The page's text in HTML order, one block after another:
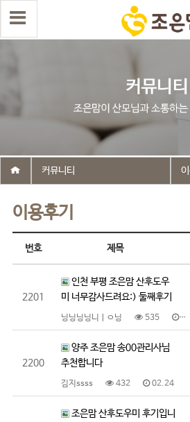
이용후기
커뮤니티
번호 제목
2201
인천 부평 조은맘 산후도우
미 너무감사드려요:) 둘째후기
닝닝닝닝니ㅣㅇ닝 535
2200
양주 조은맘 송00관리사님
추천합니다
김지ssss 432 02.24
조은맘 산후도우미 후기입니